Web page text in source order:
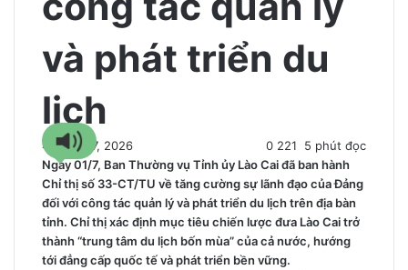
và phát triển du
lịch
4 Tháng 7, 2026 0 221
5 phút đọc
Ngày 01/7, Ban Thường vụ Tỉnh ủy Lào Cai đã ban hành
Chỉ thị số 33-CT/TU về tăng cường sự lãnh đạo của Đảng
đối với công tác quản lý và phát triển du lịch trên địa bàn
tỉnh. Chỉ thị xác định mục tiêu chiến lược đưa Lào Cai trở
thành “trung tâm du lịch bốn mùa” của cả nước, hướng
tới đẳng cấp quốc tế và phát triển bền vững.